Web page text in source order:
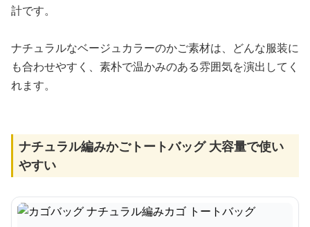
計です。
ナチュラルなベージュカラーのかご素材は、どんな服装に
も合わせやすく、素朴で温かみのある雰囲気を演出してく
れます。
ナチュラル編みかごトートバッグ 大容量で使い
やすい